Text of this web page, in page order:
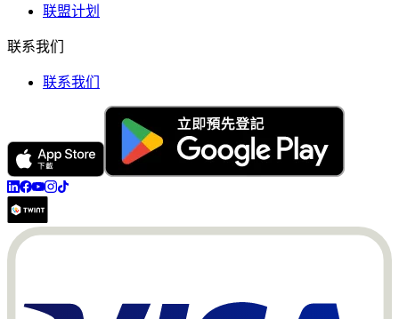
联盟计划
联系我们
联系我们